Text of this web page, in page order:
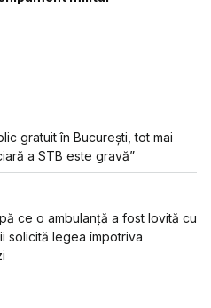
gratuit în București, tot mai
a STB este gravă”
ce o ambulanță a fost lovită cu
solicită legea împotriva